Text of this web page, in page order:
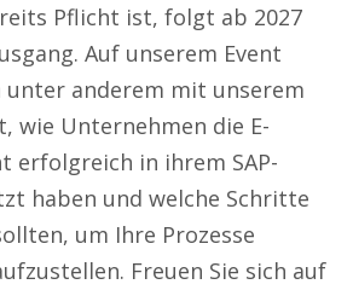
Pflicht ist, folgt ab 2027
Auf unserem Event
unter anderem mit unserem
wie Unternehmen die E-
erfolgreich in ihrem SAP-
haben und welche Schritte
um Ihre Prozesse
Freuen Sie sich auf